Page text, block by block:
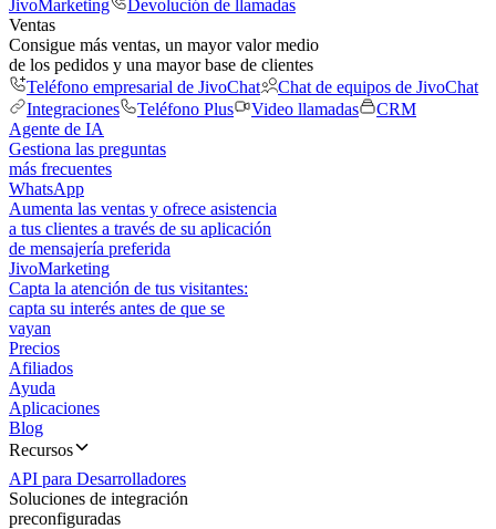
JivoMarketing
Devolución de llamadas
Ventas
Consigue más ventas, un mayor valor medio
de los pedidos y una mayor base de clientes
Teléfono empresarial de JivoChat
Chat de equipos de JivoChat
Integraciones
Teléfono Plus Video llamadas
CRM
Agente de IA
Gestiona las preguntas
más frecuentes
WhatsApp
Aumenta las ventas y ofrece asistencia
a tus clientes a través de su aplicación
de mensajería preferida
JivoMarketing
Capta la atención de tus visitantes:
capta su interés antes de que se
vayan
Precios
Afiliados
Ayuda
Aplicaciones
Blog
Recursos
API para Desarrolladores
Soluciones de integración
preconfiguradas